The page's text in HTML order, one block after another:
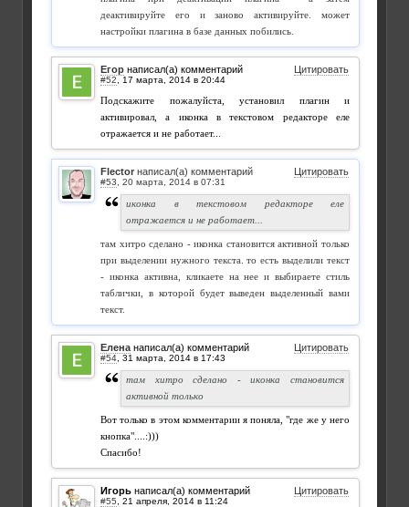
деактивируйте его и заново активируйте. может
настройки плагина в базе данных побились.
Егор написал(а) комментарий Цитировать
#52
Подскажите пожалуйста, установил плагин и
активировал, а иконка в текстовом редакторе еле
отражается и не работает...
Flector написал(а) комментарий Цитировать
#53
иконка в текстовом редакторе еле
отражается и не работает...
там хитро сделано - иконка становится активной только
при выделении нужного текста. то есть выделили текст
- иконка активна, кликаете на нее и выбираете стиль
таблички, в которой будет выведен выделенный вами
текст.
Елена написал(а) комментарий Цитировать
#54
там хитро сделано - иконка становится
активной только
Вот только в этом комментарии я поняла, "где же у него
кнопка"....:)))
Спасибо!
Игорь написал(а) комментарий Цитировать
#55